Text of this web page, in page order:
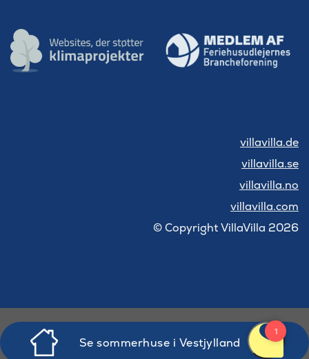
villavilla.de
villavilla.se
villavilla.no
villavilla.com
© Copyright VillaVilla 2026
Se sommerhuse i Vestjylland